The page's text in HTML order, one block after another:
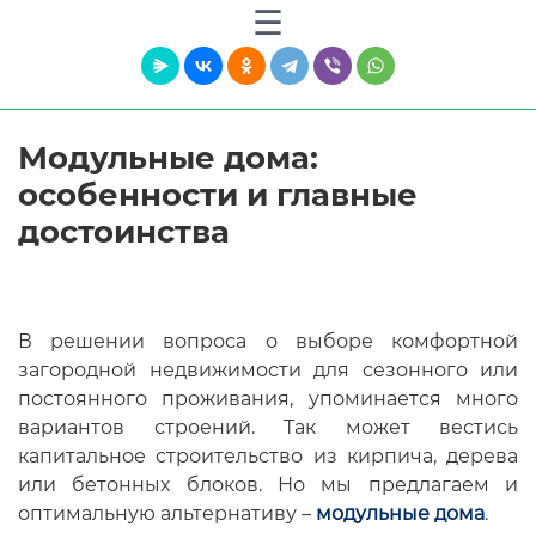
Модульные дома:
особенности и главные
достоинства
В решении вопроса о выборе комфортной
загородной недвижимости для сезонного или
постоянного проживания, упоминается много
вариантов строений. Так может вестись
капитальное строительство из кирпича, дерева
или бетонных блоков. Но мы предлагаем и
оптимальную альтернативу – модульные дома.